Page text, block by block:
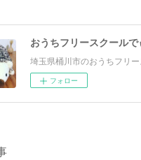
おうちフリースクール
埼玉県桶川市のおうちフリ
フォロー